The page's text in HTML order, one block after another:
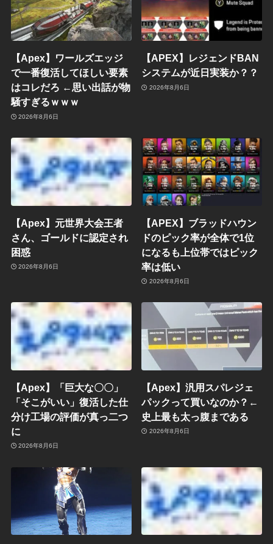
【Apex】ワールズエッジ
で一番復活してほしい要素
はコレだろ ←思い出話が物
騒すぎるｗｗｗ
2026年8月6日
【APEX】レジェンドBAN
システムが近日実装か？？
2026年8月6日
【Apex】元世界大会王者
さん、ゴールドに認定され
困惑
2026年8月6日
【APEX】ブラッドハウン
ドのピック率が全体で1位
になるも上位帯ではピック
率は低い
2026年8月6日
【Apex】「巨大な〇〇」
「そこがいい」復活した仕
分け工場の評価が真っ二つ
に
2026年8月6日
【Apex】汎用スパレジェ
パックって買いなのか？←
史上最も太っ腹まである
2026年8月6日